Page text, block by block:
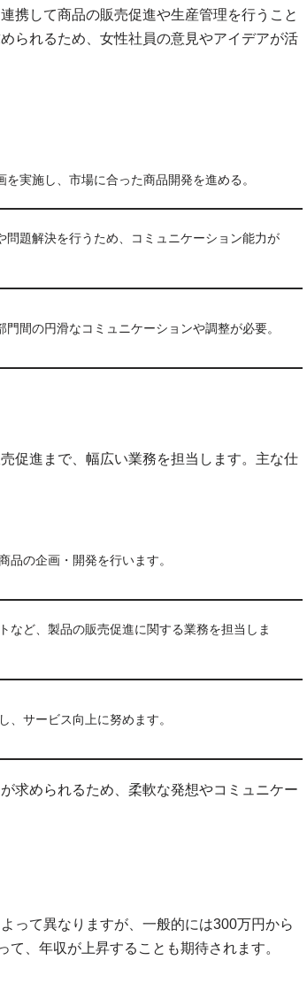
携して商品の販売促進や生産管理を行うこと
られるため、女性社員の意見やアイデアが活
実施し、市場に合った商品開発を進める。
問題解決を行うため、コミュニケーション能力が
間の円滑なコミュニケーションや調整が必要。
促進まで、幅広い業務を担当します。主な仕
品の企画・開発を行います。
など、製品の販売促進に関する業務を担当しま
、サービス向上に努めます。
求められるため、柔軟な発想やコミュニケー
って異なりますが、一般的には300万円から
、年収が上昇することも期待されます。